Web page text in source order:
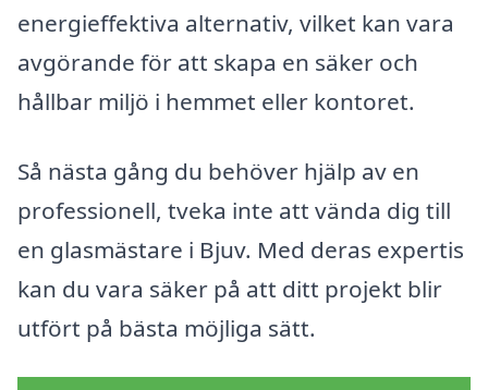
energieffektiva alternativ, vilket kan vara
avgörande för att skapa en säker och
hållbar miljö i hemmet eller kontoret.
Så nästa gång du behöver hjälp av en
professionell, tveka inte att vända dig till
en glasmästare i Bjuv. Med deras expertis
kan du vara säker på att ditt projekt blir
utfört på bästa möjliga sätt.